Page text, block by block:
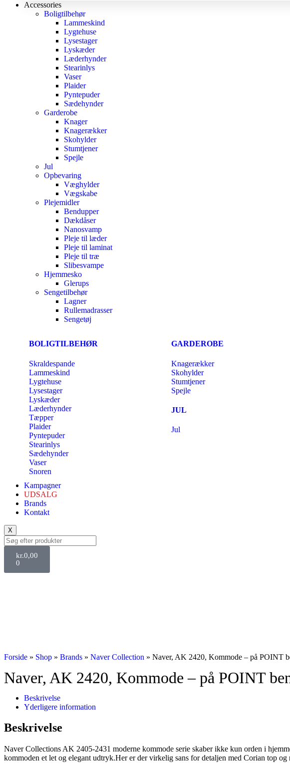
Accessories
Boligtilbehør
Lammeskind
Lygtehuse
Lysestager
Lyskæder
Læderhynder
Stearinlys
Vaser
Plaider
Pyntepuder
Sædehynder
Garderobe
Knager
Knagerækker
Skohylder
Stumtjener
Spejle
Jul
Opbevaring
Væghylder
Vægskabe
Plejemidler
Bendupper
Dækdåser
Nanosvamp
Pleje til læder
Pleje til laminat
Pleje til træ
Slibesvampe
Hjemmesko
Glerups
Sengetilbehør
Lagner
Rullemadrasser
Sengetøj
BOLIGTILBEHØR
Skraldespande
Lammeskind
Lygtehuse
Lysestager
Lyskæder
Læderhynder
Tæpper
Plaider
Pyntepuder
Stearinlys
Sædehynder
Vaser
Snoren
GARDEROBE
Knagerækker
Skohylder
Stumtjener
Spejle
JUL
Jul
Kampagner
UDSALG
Brands
Kontakt
X
kr.0,00
0
Forside » Shop » Brands » Naver Collection » Naver, AK 2420, Kommode – på POINT
Naver, AK 2420, Kommode – på POINT
Beskrivelse
Yderligere information
Beskrivelse
Naver Collections AK 2405-2431 moderne kommode serie skaber ikke kun orden i
kommoden et let og elegant udtryk.Her er der virkelig sans for detaljen med Corian top